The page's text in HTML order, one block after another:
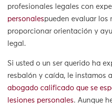
profesionales legales con
personalespueden evaluar los
proporcionar orientación y
legal.
Si usted o un ser querido ha
resbalón y caída, le instamos
abogado calificado que se
lesiones personales. Aunque